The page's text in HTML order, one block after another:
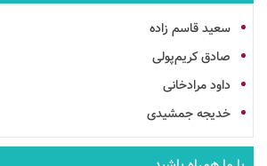
سعید قاسم زاده
صادق کریم‌پولی
داود مرادخانی
خدیجه جمشیدی